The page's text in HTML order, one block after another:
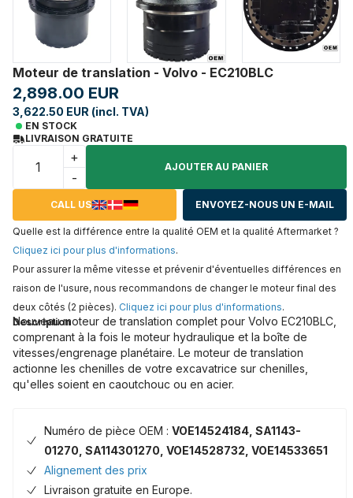
Moteur de translation - Volvo - EC210BLC
2,898.00 EUR
3,622.50 EUR (incl. TVA)
EN STOCK
LIVRAISON GRATUITE
+
-
AJOUTER AU PANIER
CALL US ENVOYEZ-NOUS UN E-MAIL
Quelle est la différence entre la qualité OEM et la qualité Aftermarket ?
Cliquez ici pour plus d'informations.
Pour assurer la même vitesse et prévenir d'éventuelles différences en
raison de l'usure, nous recommandons de changer le moteur final des
deux côtés (2 pièces). Cliquez ici pour plus d'informations.
Description
Nouveau moteur de translation complet pour Volvo EC210BLC,
comprenant à la fois le moteur hydraulique et la boîte de
vitesses/engrenage planétaire. Le moteur de translation
actionne les chenilles de votre excavatrice sur chenilles,
qu'elles soient en caoutchouc ou en acier.
Numéro de pièce OEM : VOE14524184, SA1143-
01270, SA114301270, VOE14528732, VOE14533651
Alignement des prix
Livraison gratuite en Europe.